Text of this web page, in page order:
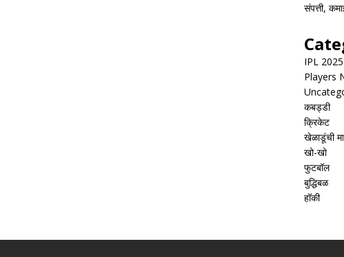
संपत्ती,
IPL 2025
Players
कबड्डी
क्रिकेट
खेळाडूंची
खो-खो
फुटबॉल
बुद्धिबळ
हॉकी